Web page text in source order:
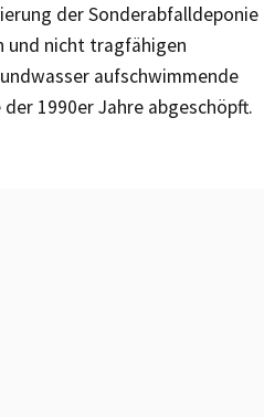
der Sonderabfalldeponie
und nicht tragfähigen
aufschwimmende
1990er Jahre abgeschöpft.